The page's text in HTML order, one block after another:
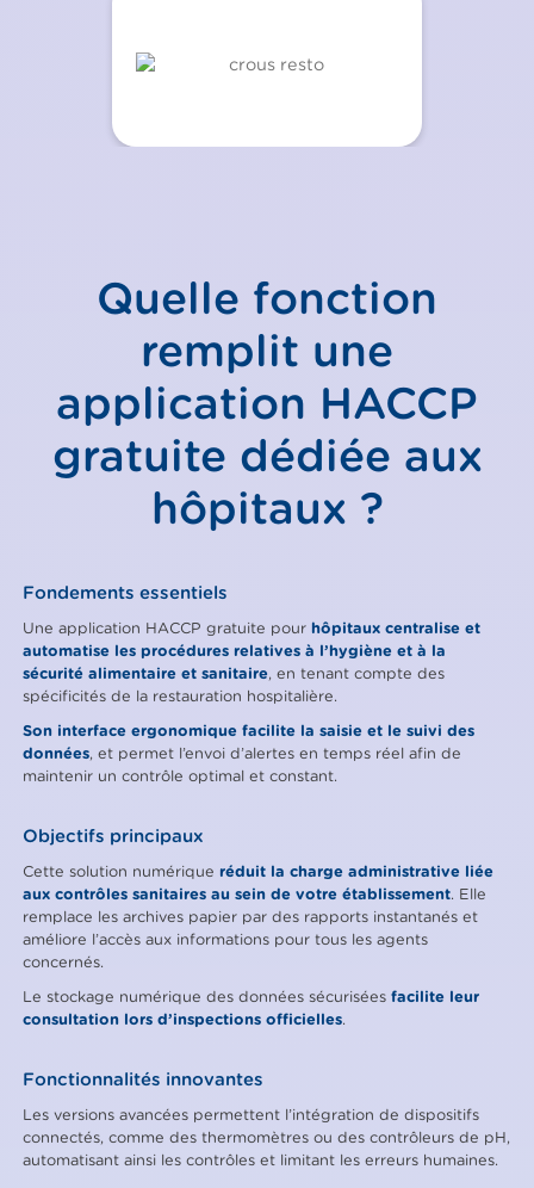
Quelle fonction
remplit une
application HACCP
gratuite dédiée aux
hôpitaux ?
Fondements essentiels
Une application HACCP gratuite pourhôpitaux centralise et
automatise les procédures relatives à l’hygiène et à la
sécurité alimentaire et sanitaire, en tenant compte des
spécificités de la restauration hospitalière.
Son interface ergonomique facilite la saisie et le suivi des
données, et permet l’envoi d’alertes en temps réel afin de
maintenir un contrôle optimal et constant.
Objectifs principaux
Cette solution numériqueréduit la charge administrative liée
aux contrôles sanitaires au sein de votre établissement. Elle
remplace les archives papier par des rapports instantanés et
améliore l’accès aux informations pour tous les agents
concernés.
Le stockage numérique des données sécuriséesfacilite leur
consultation lors d’inspections officielles.
Fonctionnalités innovantes
Les versions avancées permettent l’intégration de dispositifs
connectés, comme des thermomètres ou des contrôleurs de pH,
automatisant ainsi les contrôles et limitant les erreurs humaines.